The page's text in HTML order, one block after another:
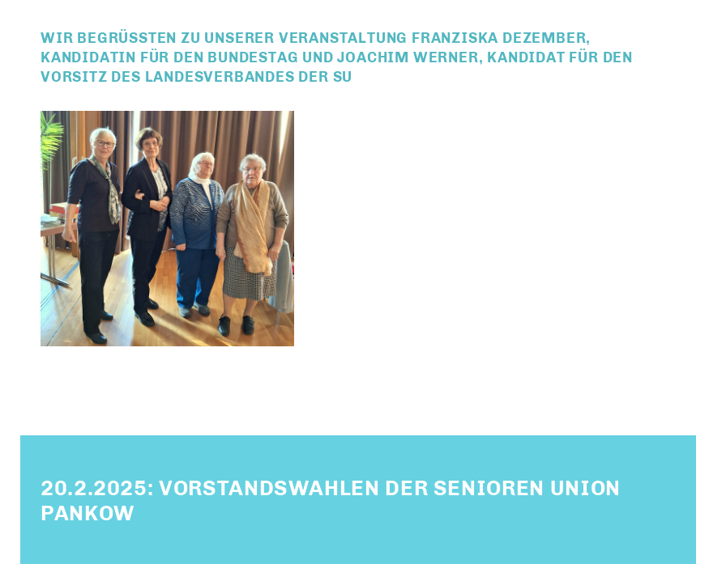
WIR BEGRÜSSTEN ZU UNSERER VERANSTALTUNG FRANZISKA DEZEMBER, K
ANDIDATIN FÜR DEN BUNDESTAG UND JOACHIM WERNER, KANDIDAT FÜR DEN V
ORSITZ DES LANDESVERBANDES DER SU
20.2.2025: VORSTANDSWAHLEN DER SENIOREN UNION
PANKOW